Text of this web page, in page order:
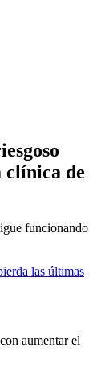
clínica de
funcionando
las últimas
aumentar el